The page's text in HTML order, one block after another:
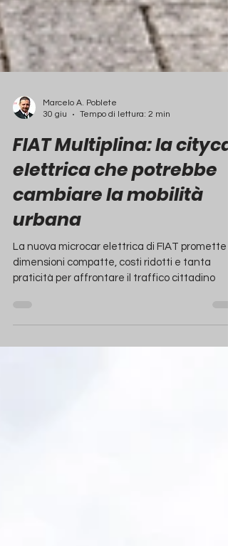
Marcelo A. Poblete
30 giu
Tempo di lettura: 2 min
FIAT Multiplina: la citycar
elettrica che potrebbe
cambiare la mobilità
urbana
dimensioni compatte, costi ridotti e tanta